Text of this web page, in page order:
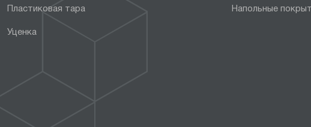
Пластиковая тара Напольные
Уценка